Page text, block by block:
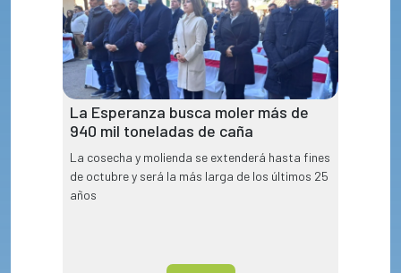
La Esperanza busca moler más de
940 mil toneladas de caña
La cosecha y molienda se extenderá hasta fines
de octubre y será la más larga de los últimos 25
años